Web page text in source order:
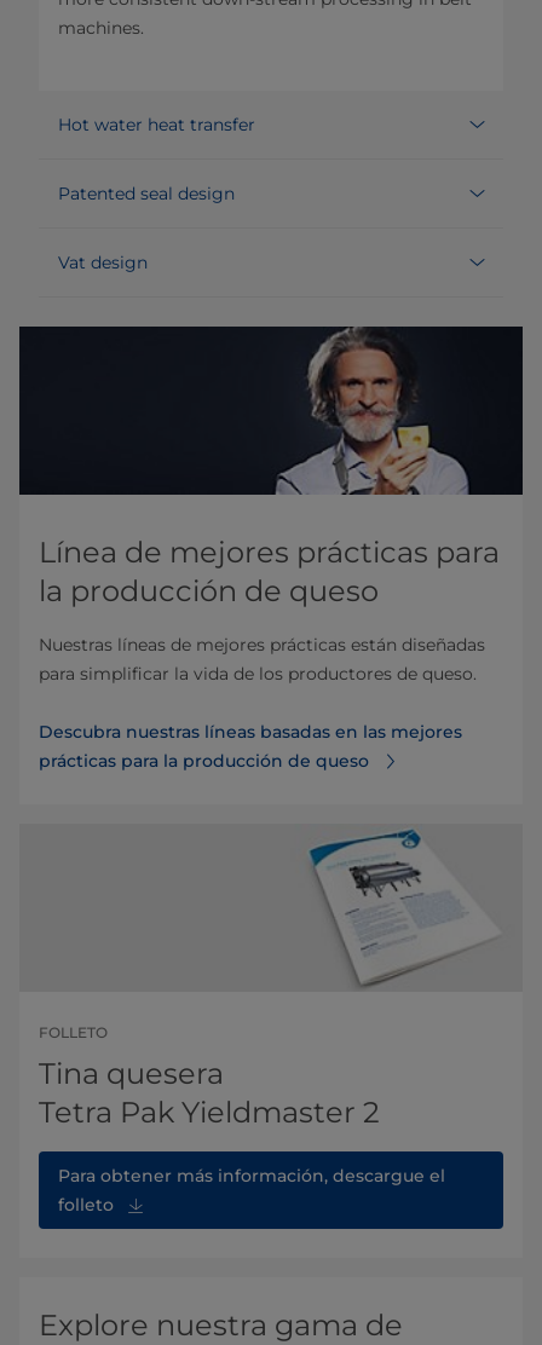
machines.
Hot water heat transfer
Patented seal design
Vat design
Línea de mejores prácticas para
la producción de queso
Nuestras líneas de mejores prácticas están diseñadas
para simplificar la vida de los productores de queso.
Descubra nuestras líneas basadas en las mejores
prácticas para la producción de queso
FOLLETO
Tina quesera
Tetra Pak Yieldmaster 2
Para obtener más información, descargue el
folleto
Explore nuestra gama de